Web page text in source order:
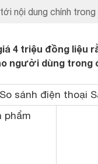
nội dung chính trong
4 triệu đồng liệu
người dùng trong
So sánh điện thoại
phẩm